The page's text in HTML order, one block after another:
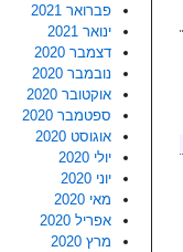
פברואר 2021
ינואר 2021
דצמבר 2020
נובמבר 2020
אוקטובר 2020
ספטמבר 2020
אוגוסט 2020
יולי 2020
יוני 2020
מאי 2020
אפריל 2020
מרץ 2020